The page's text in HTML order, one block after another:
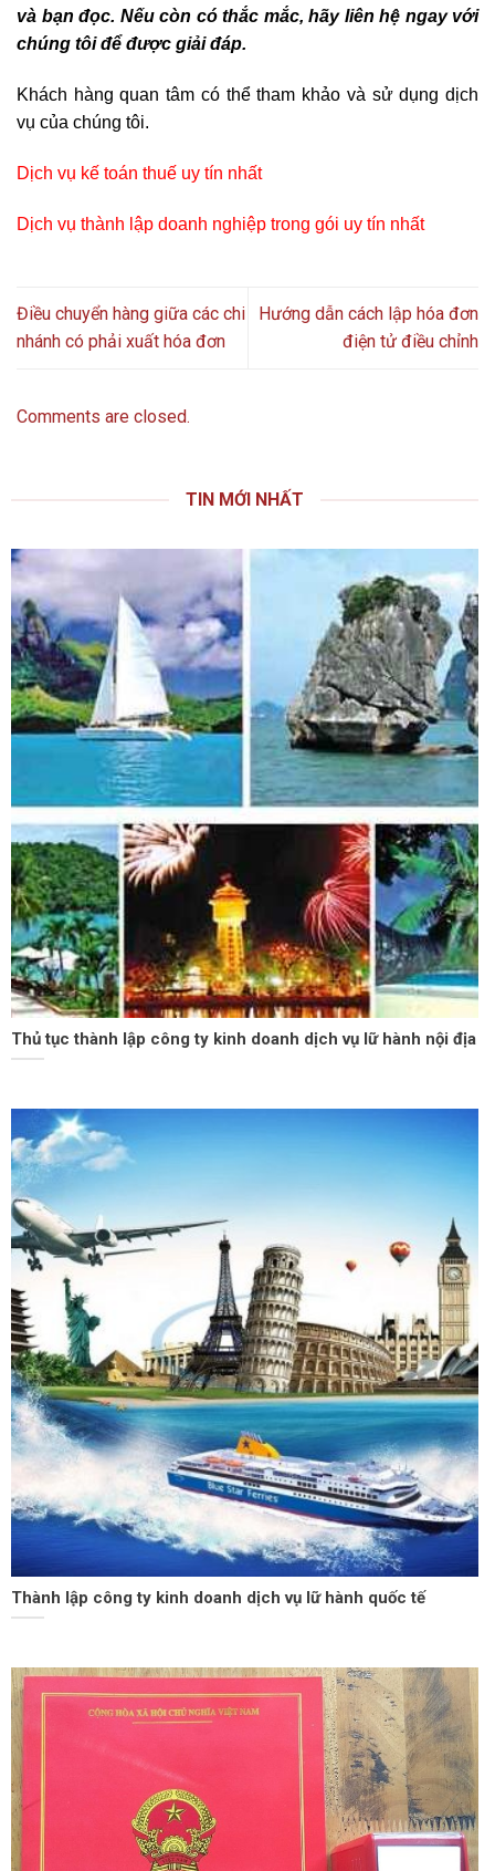
và bạn đọc. Nếu còn có thắc mắc, hãy liên hệ ngay với
chúng tôi để được giải đáp.
Khách hàng quan tâm có thể tham khảo và sử dụng dịch
vụ của chúng tôi.
Dịch vụ kế toán thuế uy tín nhất
Dịch vụ thành lập doanh nghiệp trong gói uy tín nhất
Điều chuyển hàng giữa các chi
nhánh có phải xuất hóa đơn
Hướng dẫn cách lập hóa đơn
điện tử điều chỉnh
Comments are closed.
TIN MỚI NHẤT
Thủ tục thành lập công ty kinh doanh dịch vụ lữ hành nội địa
Thành lập công ty kinh doanh dịch vụ lữ hành quốc tế